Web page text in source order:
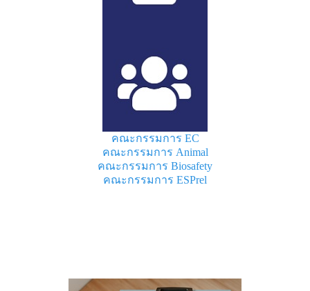
คณะกรรมการ EC
คณะกรรมการ Animal
คณะกรรมการ Biosafety
คณะกรรมการ ESPrel